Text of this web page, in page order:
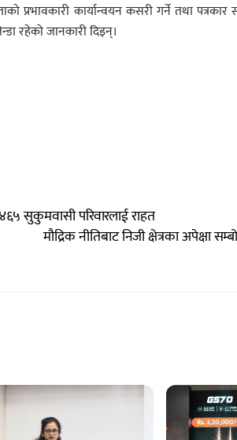
प्रभावकारी कार्यान्वयन कसरी गर्ने तथा पत्रकार
रहेको जानकारी दिइन्।
सुकुमवासी परिवारलाई राहत
मौद्रिक नीतिबाट निजी क्षेत्रका अपेक्षा